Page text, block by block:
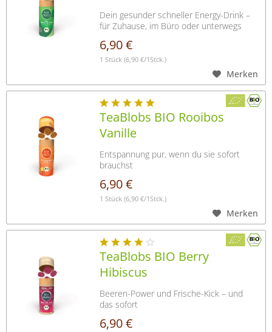
Dein gesunder schneller Energy-Drink –
für Zuhause, im Büro oder unterwegs
6,90 €
1 Stück (6,90 €/1Stck.)
Merken
TeaBlobs BIO Rooibos
Vanille
Entspannung pur, wenn du sie sofort
brauchst
6,90 €
1 Stück (6,90 €/1Stck.)
Merken
TeaBlobs BIO Berry
Hibiscus
Beeren-Power und Frische-Kick – und
das sofort
6,90 €